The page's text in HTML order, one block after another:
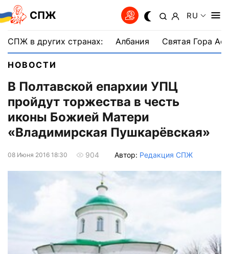
СПЖ RU
СПЖ в других странах: Албания Святая Гора
НОВОСТИ
В Полтавской епархии УПЦ
пройдут торжества в честь
иконы Божией Матери
«Владимирская Пушкарёвская»
08 Июня 2016 18:30 904 Автор: Редакция СПЖ